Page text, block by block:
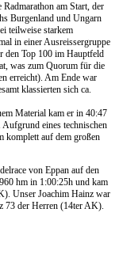
am Start, der
Burgenland und Ungarn
teilweise starkem
in einer Ausreissergruppe
den Top 100 im Hauptfeld
was zum Quorum für die
erreicht). Am Ende war
klassierten sich ca.
Material kam er in 40:47
eines technischen
komplett auf dem großen
von Eppan auf den
hm in 1:00:25h und kam
Unser Joachim Hainz war
73 der Herren (14ter AK).